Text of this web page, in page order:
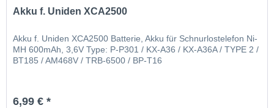
Akku f. Uniden XCA2500
Akku f. Uniden XCA2500 Batterie, Akku für Schnurlostelefon Ni-
MH 600mAh, 3,6V Type: P-P301 / KX-A36 / KX-A36A / TYPE 2 /
BT185 / AM468V / TRB-6500 / BP-T16
6,99 € *